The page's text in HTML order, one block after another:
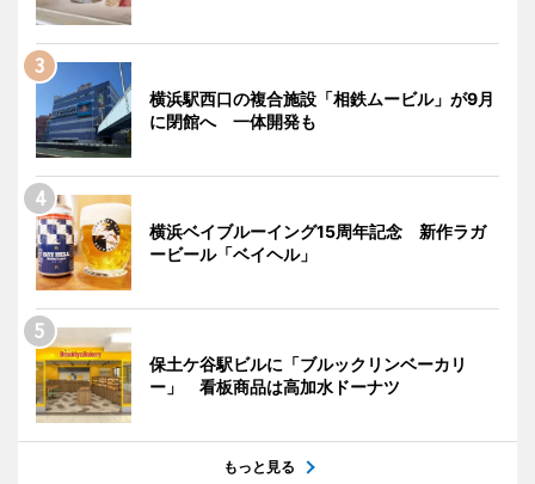
横浜駅西口の複合施設「相鉄ムービル」が9月
に閉館へ 一体開発も
横浜ベイブルーイング15周年記念 新作ラガ
ービール「ベイヘル」
保土ケ谷駅ビルに「ブルックリンベーカリ
ー」 看板商品は高加水ドーナツ
もっと見る